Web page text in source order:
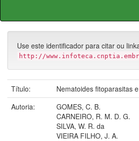
Use este identificador para citar ou
http://
Título:
Nematoides fitoparasitas
Autoria:
GOMES, C. B.
CARNEIRO, R. M. D. G.
SILVA, W. R. da
VIEIRA FILHO, J. A.